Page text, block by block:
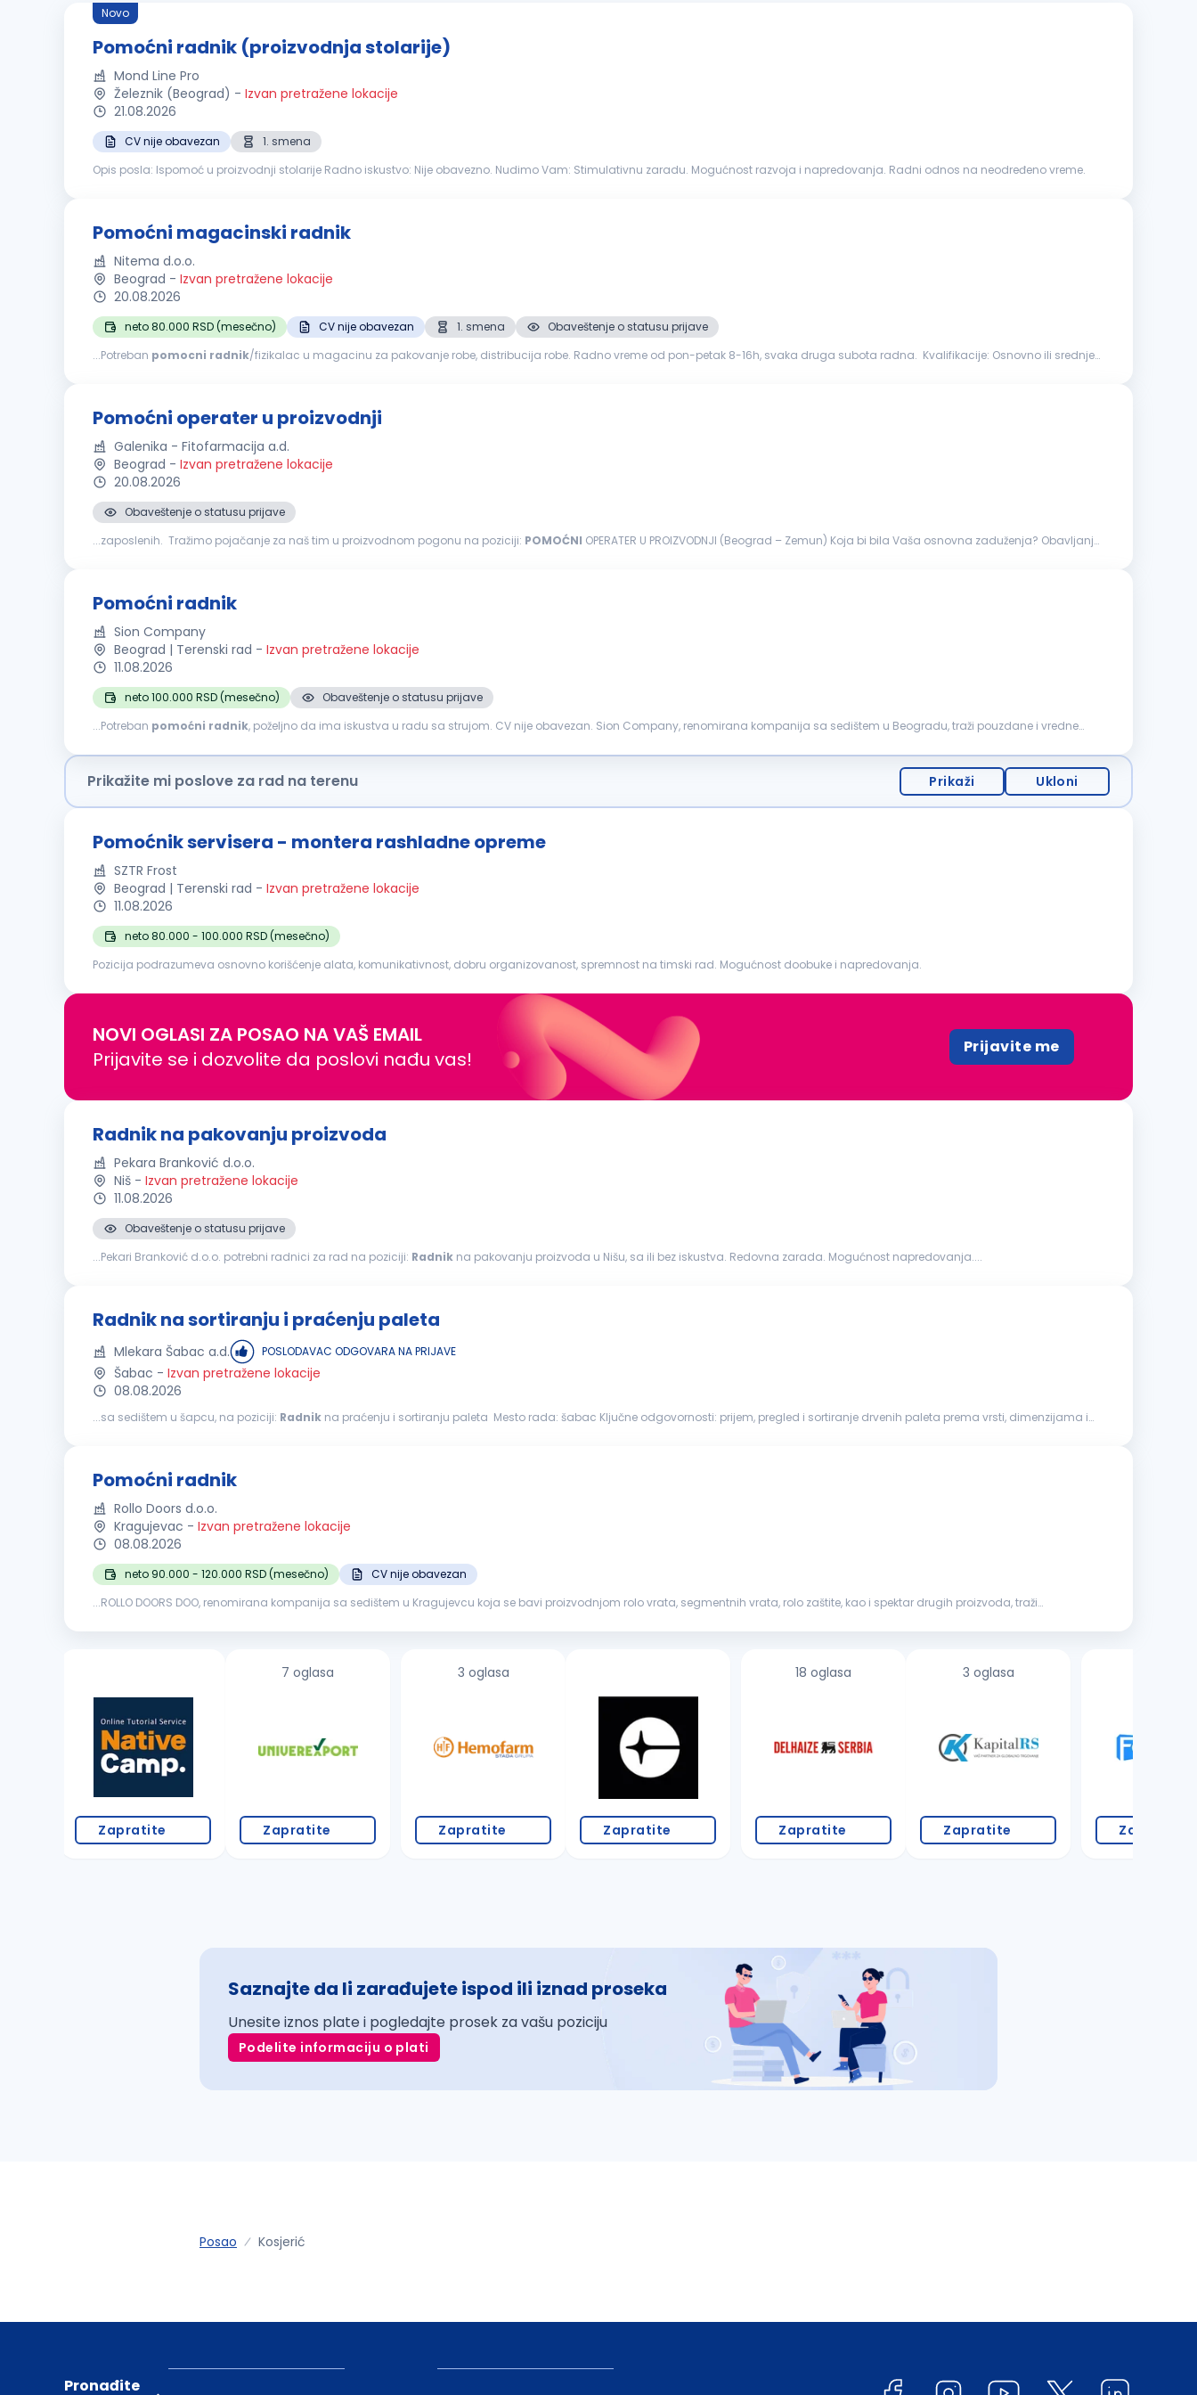
Novo
Pomoćni radnik (proizvodnja stolarije)
Mond Line Pro
Železnik (Beograd) - Izvan pretražene lokacije
21.08.2026
CV nije obavezan
1. smena
Opis posla: Ispomoć u proizvodnji stolarije Radno iskustvo: Nije obavezno. Nudimo Vam: Stimulativnu zaradu. Mogućnost razvoja i napredovanja. Radni odnos na neodređeno vreme.
Pomoćni magacinski radnik
Nitema d.o.o.
Beograd - Izvan pretražene lokacije
20.08.2026
neto 80.000 RSD (mesečno) CV nije obavezan 1. smena
Obaveštenje o statusu prijave
...Potreban pomocni radnik/fizikalac u magacinu za pakovanje robe, distribucija robe. Radno vreme od pon-petak 8-16h, svaka druga subota radna. Kvalifikacije: Osnovno ili srednje
Pomoćni operater u proizvodnji
Galenika - Fitofarmacija a.d.
Beograd - Izvan pretražene lokacije
20.08.2026
Obaveštenje o statusu prijave
...zaposlenih. Tražimo pojačanje za naš tim u proizvodnom pogonu na poziciji: POMOĆNI OPERATER U PROIZVODNJI (Beograd – Zemun) Koja bi bila Vaša osnovna zaduženja? Obavljanje
Pomoćni radnik
Sion Company
Beograd | Terenski rad - Izvan pretražene lokacije
11.08.2026
neto 100.000 RSD (mesečno)
Obaveštenje o statusu prijave
...Potreban pomoćni radnik, poželjno da ima iskustva u radu sa strujom. CV nije obavezan. Sion Company, renomirana kompanija sa sedištem u Beogradu, traži pouzdane i vredne
Prikažite mi poslove za rad na terenu Prikaži Ukloni
Pomoćnik servisera - montera rashladne opreme
SZTR Frost
Beograd | Terenski rad - Izvan pretražene lokacije
11.08.2026
neto 80.000 - 100.000 RSD (mesečno)
Pozicija podrazumeva osnovno korišćenje alata, komunikativnost, dobru organizovanost, spremnost na timski rad. Mogućnost doobuke i napredovanja.
NOVI OGLASI ZA POSAO NA VAŠ EMAIL
Prijavite se i dozvolite da poslovi nađu vas!
Prijavite me
Radnik na pakovanju proizvoda
Pekara Branković d.o.o.
Niš - Izvan pretražene lokacije
11.08.2026
Obaveštenje o statusu prijave
...Pekari Branković d.o.o. potrebni radnici za rad na poziciji: Radnik na pakovanju proizvoda u Nišu, sa ili bez iskustva. Redovna zarada. Mogućnost napredovanja....
Radnik na sortiranju i praćenju paleta
Mlekara Šabac a.d. POSLODAVAC ODGOVARA NA PRIJAVE
Šabac - Izvan pretražene lokacije
08.08.2026
...sa sedištem u šapcu, na poziciji: Radnik na praćenju i sortiranju paleta Mesto rada: šabac Ključne odgovornosti: prijem, pregled i sortiranje drvenih paleta prema vrsti, dimenzijama i
Pomoćni radnik
Rollo Doors d.o.o.
Kragujevac - Izvan pretražene lokacije
08.08.2026
neto 90.000 - 120.000 RSD (mesečno)
CV nije obavezan
...ROLLO DOORS DOO, renomirana kompanija sa sedištem u Kragujevcu koja se bavi proizvodnjom rolo vrata, segmentnih vrata, rolo zaštite, kao i spektar drugih proizvoda, traži
Zapratite
7 oglasa
Zapratite
3 oglasa
Zapratite Zapratite
18 oglasa
Zapratite
3 oglasa
Zapratite Zapratite
Saznajte da li zarađujete ispod ili iznad proseka
Unesite iznos plate i pogledajte prosek za vašu poziciju
Podelite informaciju o plati
Posao Kosjerić
Pronađite